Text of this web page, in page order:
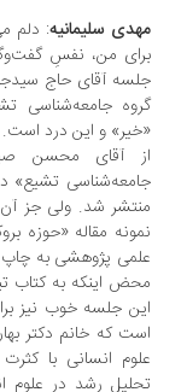
سلیمانیه: دلم
من، نفسِ گفت‌وگو
آقای حاج سیدجوادی
جامعه‌شناسی تشیع در
و این درد است.
آقای محسن صبوریان
تشیع»
شد. ولی جز آن،
مقاله «حوزه
پژوهشی به چاپ رسید
اینکه به کتاب تبدیل
جلسه خوب نیز برای
که خانم دکتر بهاره
انسانی با کثرت
رشد در علوم